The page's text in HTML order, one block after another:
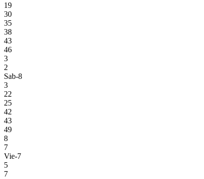
19
30
35
38
43
46
3
2
Sab-8
3
22
25
42
43
49
8
7
Vie-7
5
7